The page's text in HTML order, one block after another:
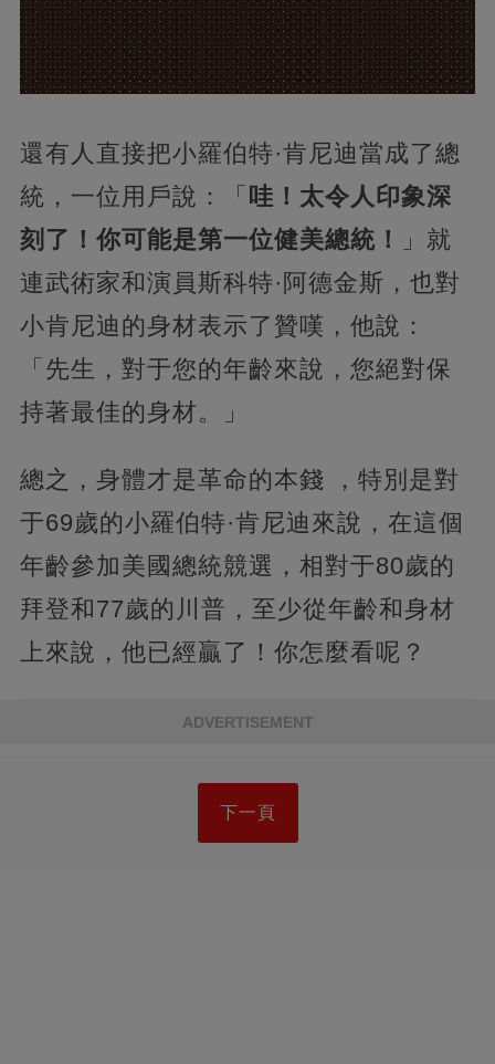
還有人直接把小羅伯特·肯尼迪當成了總
統，一位用戶說：「 哇！太令人印象深
刻了！你可能是第一位健美總統！
」就
連武術家和演員斯科特·阿德金斯，也對
小肯尼迪的身材表示了贊嘆，他說：
「先生，對于您的年齡來說，您絕對保
持著最佳的身材。」
總之，身體才是革命的本錢 ，特別是對
于69歲的小羅伯特·肯尼迪來說，在這個
年齡參加美國總統競選，相對于80歲的
拜登和77歲的川普，至少從年齡和身材
上來說，他已經贏了！你怎麼看呢？
ADVERTISEMENT
下一頁